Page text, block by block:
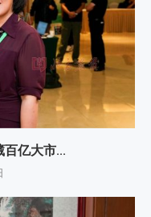
亿大市...